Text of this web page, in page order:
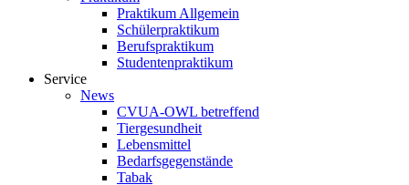
Praktikum Allgemein
Schülerpraktikum
Berufspraktikum
Studentenpraktikum
Service
News
CVUA-OWL betreffend
Tiergesundheit
Lebensmittel
Bedarfsgegenstände
Tabak